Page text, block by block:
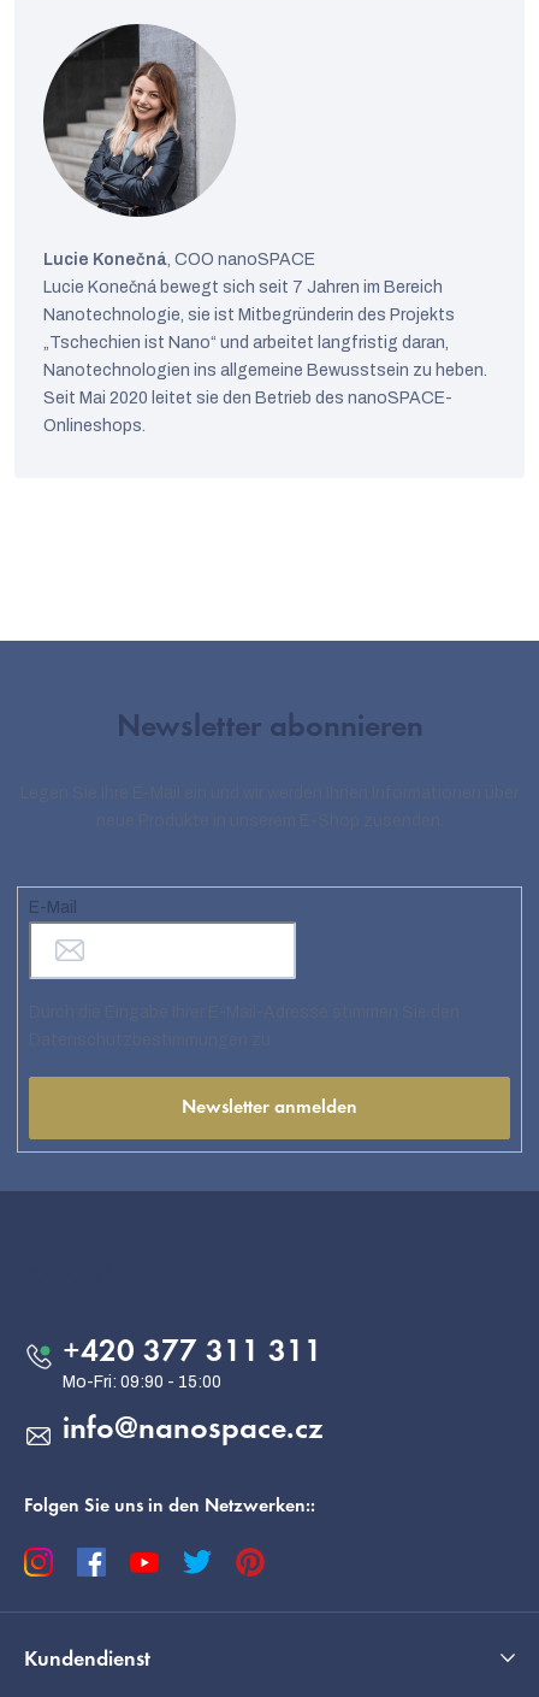
Lucie Konečná, COO nanoSPACE
Lucie Konečná bewegt sich seit 7 Jahren im Bereich
Nanotechnologie, sie ist Mitbegründerin des Projekts
„Tschechien ist Nano“ und arbeitet langfristig daran,
Nanotechnologien ins allgemeine Bewusstsein zu heben.
Seit Mai 2020 leitet sie den Betrieb des nanoSPACE-
Onlineshops.
Newsletter abonnieren
E-Mail
Newsletter anmelden
info@nanospace.cz
+420 377 311 311
Folgen Sie uns in den Netzwerken::
Kundendienst